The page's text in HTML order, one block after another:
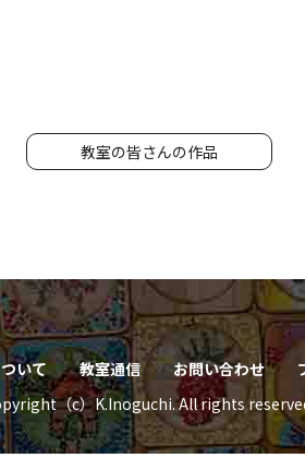
教室の皆さんの作品
いて 教室通信 お問い合わせ
（c）K.Inoguchi. All rights